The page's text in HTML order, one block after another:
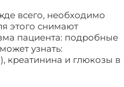
всего, необходимо
этого снимают
пациента: подробные
узнать:
креатинина и глюкозы в